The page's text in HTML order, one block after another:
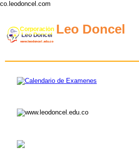
co.leodoncel.com
Leo Doncel